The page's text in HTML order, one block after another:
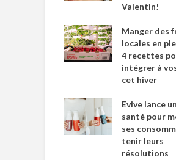
Valentin!
Manger des
locales en
4 recettes
intégrer à
cet hiver
Evive lance
santé pour
ses
tenir leurs
résolutions